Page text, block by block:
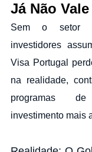
Já Não
Sem o setor
investidores
Visa Portugal
na realidade,
programas
investimento mais